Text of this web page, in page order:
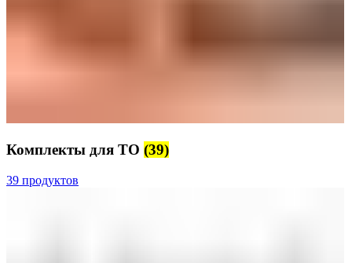
Комплекты для ТО (39)
39 продуктов